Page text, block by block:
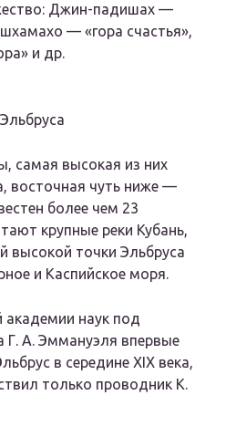
Джин-падишах —
— «гора счастья»,
и др.
самая высокая из них
восточная чуть ниже —
более чем 23
крупные реки Кубань,
высокой точки Эльбруса
и Каспийское моря.
академии наук под
Г. А. Эммануэля впервые
в середине XIX века,
только проводник К.